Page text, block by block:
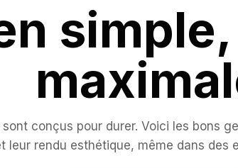
sont conçus pour durer. Voici les bons
leur rendu esthétique, même dans des